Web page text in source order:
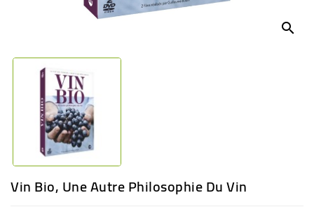
search
Vin Bio, Une Autre Philosophie Du Vin